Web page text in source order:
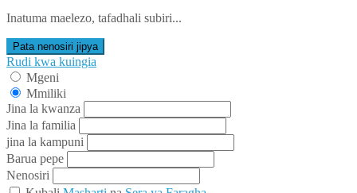
Inatuma maelezo, tafadhali subiri...
Pata nenosiri jipya
Rudi kwa kuingia
Mgeni
Mmiliki
Jina la kwanza
Jina la familia
jina la kampuni
Barua pepe
Nenosiri